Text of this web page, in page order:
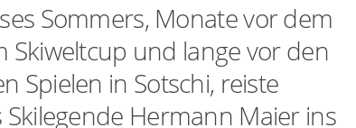
Sommers, Monate vor dem
Skiweltcup und lange vor den
Spielen in Sotschi, reiste
Hermann Maier ins